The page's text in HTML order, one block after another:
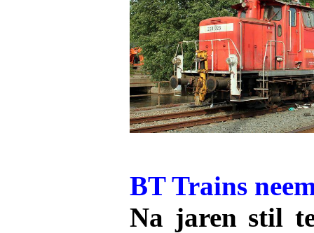
BT Trains
Na jaren stil